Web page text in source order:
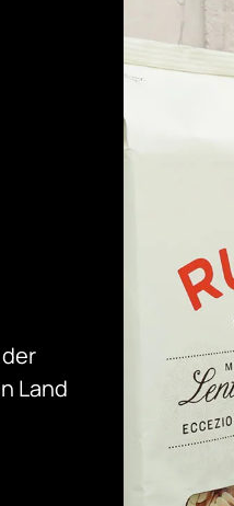
Land